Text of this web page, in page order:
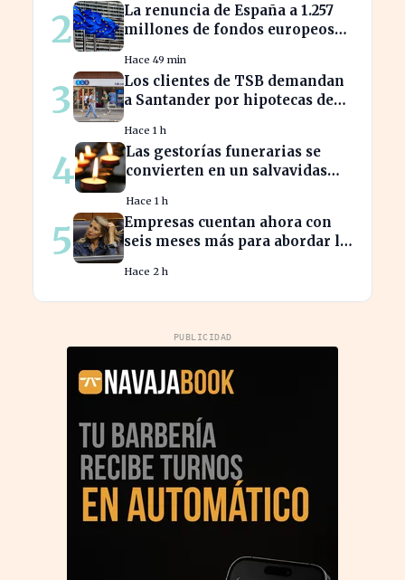
2
La renuncia de España a 1.257
millones de fondos europeos
Hace 49 min
3
Los clientes de TSB demandan
a Santander por hipotecas de
Hace 1 h
4
Las gestorías funerarias se
convierten en un salvavidas
administrativo tras un
fallecimiento.
Hace 1 h
5
Empresas cuentan ahora con
seis meses más para abordar la
restricciones de
confidencialidad
Hace 2 h
PUBLICIDAD